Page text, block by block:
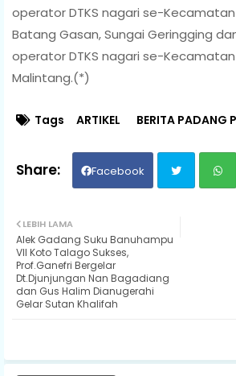
operator DTKS nagari se-Kecamatan
Batang Gasan, Sungai Geringging
operator DTKS nagari se-Kecamatan
Malintang.(*)
Tags ARTIKEL BERITA PADANG
Facebook
ter
LEBIH LAMA
Alek Gadang Suku Banuhampu
VII Koto Talago Sukses,
Prof.Ganefri Bergelar
Dt.Djunjungan Nan Bagadiang
dan Gus Halim Dianugerahi
Gelar Sutan Khalifah